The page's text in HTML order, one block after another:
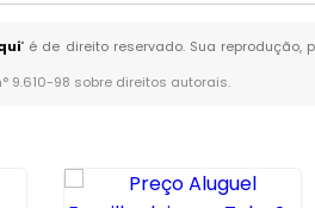
" é de direito reservado. Sua
9.610-98 sobre direitos autorais.